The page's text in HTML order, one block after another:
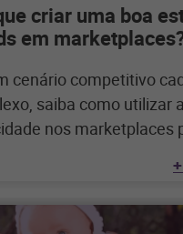
criar uma boa
em
cenário competitivo
saiba como utilizar a
nos marketplaces